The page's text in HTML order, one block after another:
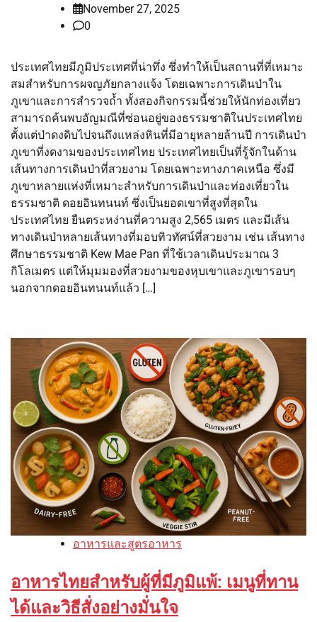
November 27, 2025
0
ประเทศไทยมีภูมิประเทศที่น่าทึ่ง ซึ่งทำให้เป็นสถานที่ที่เหมาะ
สมสำหรับการผจญภัยกลางแจ้ง โดยเฉพาะการเดินป่าใน
ภูเขาและการสำรวจถ้ำ ทั้งสองกิจกรรมนี้ช่วยให้นักท่องเที่ยว
สามารถค้นพบอัญมณีที่ซ่อนอยู่ของธรรมชาติในประเทศไทย
ตั้งแต่ป่าดงดิบไปจนถึงแหล่งหินที่มีอายุหลายล้านปี การเดินป่า
ภูเขาที่งดงามของประเทศไทย ประเทศไทยเป็นที่รู้จักในด้าน
เส้นทางการเดินป่าที่สวยงาม โดยเฉพาะทางภาคเหนือ ซึ่งมี
ภูเขาหลายแห่งที่เหมาะสำหรับการเดินป่าและท่องเที่ยวใน
ธรรมชาติ ดอยอินทนนท์ ซึ่งเป็นยอดเขาที่สูงที่สุดใน
ประเทศไทย ยืนตระหง่านที่ความสูง 2,565 เมตร และมีเส้น
ทางเดินป่าหลายเส้นทางที่มอบทิวทัศน์ที่สวยงาม เช่น เส้นทาง
ศึกษาธรรมชาติ Kew Mae Pan ที่ใช้เวลาเดินประมาณ 3
กิโลเมตร แต่ให้มุมมองที่สวยงามของหุบเขาและภูเขารอบๆ
นอกจากดอยอินทนนท์แล้ว […]
อาหารและสูตรอาหาร
อาหารไทยสำหรับผู้ที่มีภูมิแพ้: เมนูที่ทาน
ได้และวิธีสั่งอย่างมั่นใจ